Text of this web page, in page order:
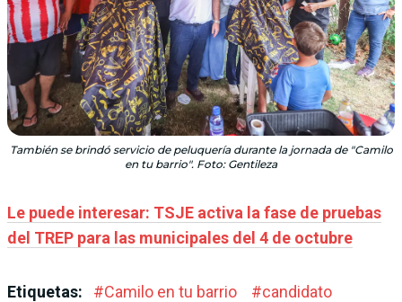
También se brindó servicio de peluquería durante la jornada de "Camilo
en tu barrio". Foto: Gentileza
Le puede interesar: TSJE activa la fase de pruebas
del TREP para las municipales del 4 de octubre
Etiquetas: #Camilo en tu barrio #candidato